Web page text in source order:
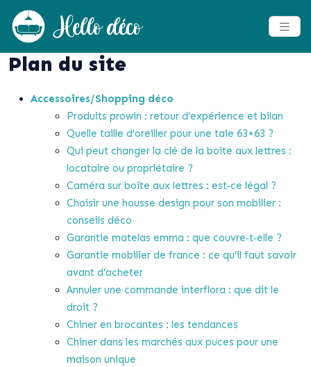
Plan du site
Accessoires/Shopping déco
Produits prowin : retour d’expérience et bilan
Quelle taille d’oreiller pour une taie 63×63 ?
Qui peut changer la clé de la boîte aux lettres :
locataire ou propriétaire ?
Caméra sur boîte aux lettres : est‑ce légal ?
Choisir une housse design pour son mobilier :
conseils déco
Garantie matelas emma : que couvre‑t‑elle ?
Garantie mobilier de france : ce qu’il faut savoir
avant d’acheter
Annuler une commande interflora : que dit le
droit ?
Chiner en brocantes : les tendances
Chiner dans les marchés aux puces pour une
maison unique